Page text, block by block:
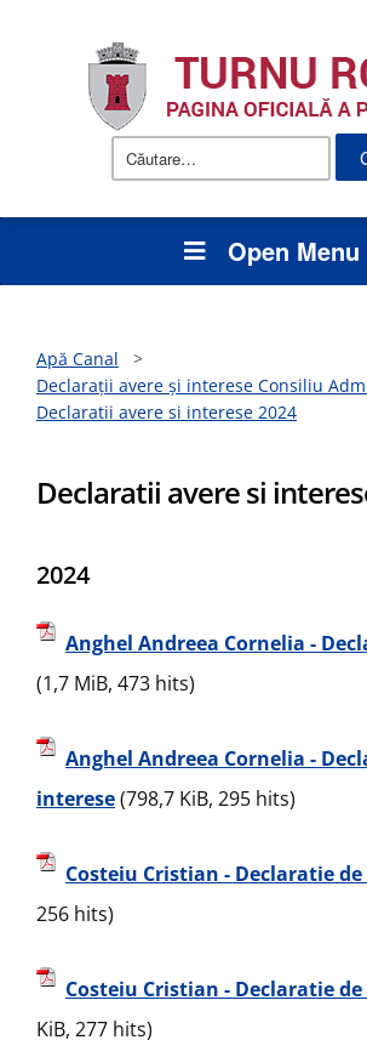
Caută
Open Menu
Apă Canal
>
Declarații avere și interese Consiliu
Declaratii avere si interese 2024
Declaratii avere si
2024
Anghel Andreea Cornelia -
(1,7 MiB, 473 hits)
Anghel Andreea Cornelia -
interese(798,7 KiB, 295 hits)
Costeiu Cristian - Declaratie de
256 hits)
Costeiu Cristian - Declaratie
KiB, 277 hits)